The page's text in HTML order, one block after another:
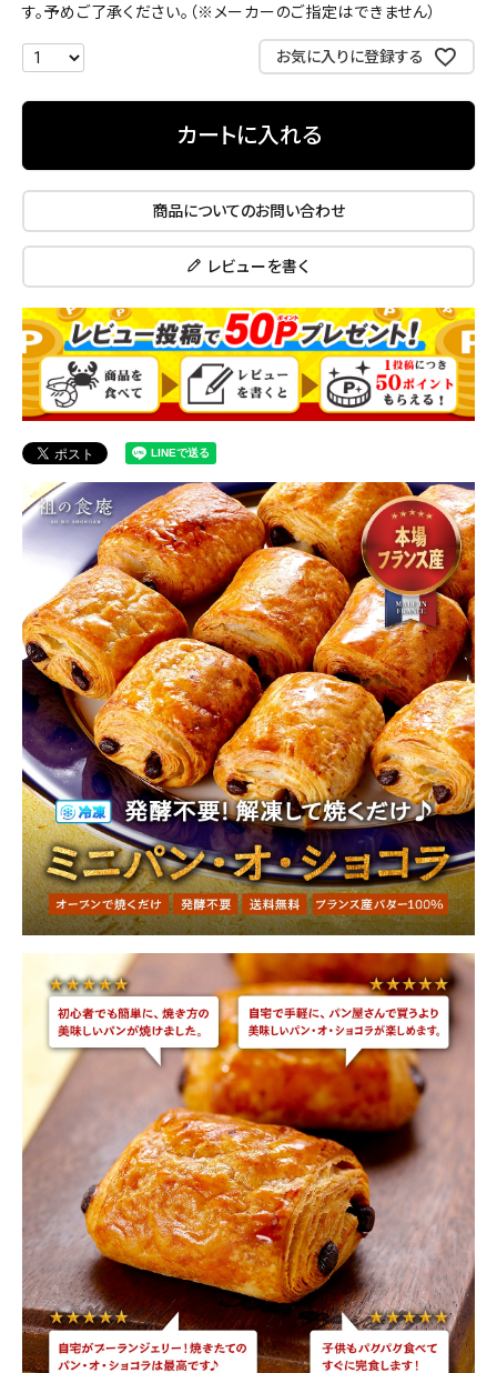
す。予めご了承ください。（※メーカーのご指定はできません）
お気に入りに登録する
カートに入れる
商品についてのお問い合わせ
レビューを書く